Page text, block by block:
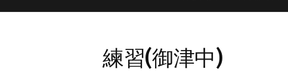
練習(御津中)